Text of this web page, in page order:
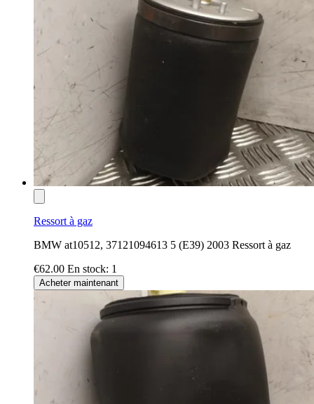
Ressort à gaz
BMW at10512, 37121094613 5 (E39) 2003 Ressort à gaz
€62.00 En stock: 1
Acheter maintenant